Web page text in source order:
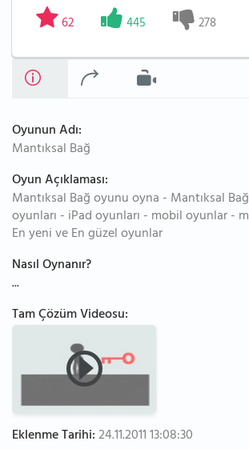
62 445 278
Oyunun Adı:
Mantıksal Bağ
Oyun Açıklaması:
Mantıksal Bağ oyunu oyna - Mantıksal
oyunları - iPad oyunları - mobil oyunlar -
En yeni ve En güzel oyunlar
Nasıl Oynanır?
...
Tam Çözüm Videosu:
Eklenme Tarihi:24.11.2011 13:08:30